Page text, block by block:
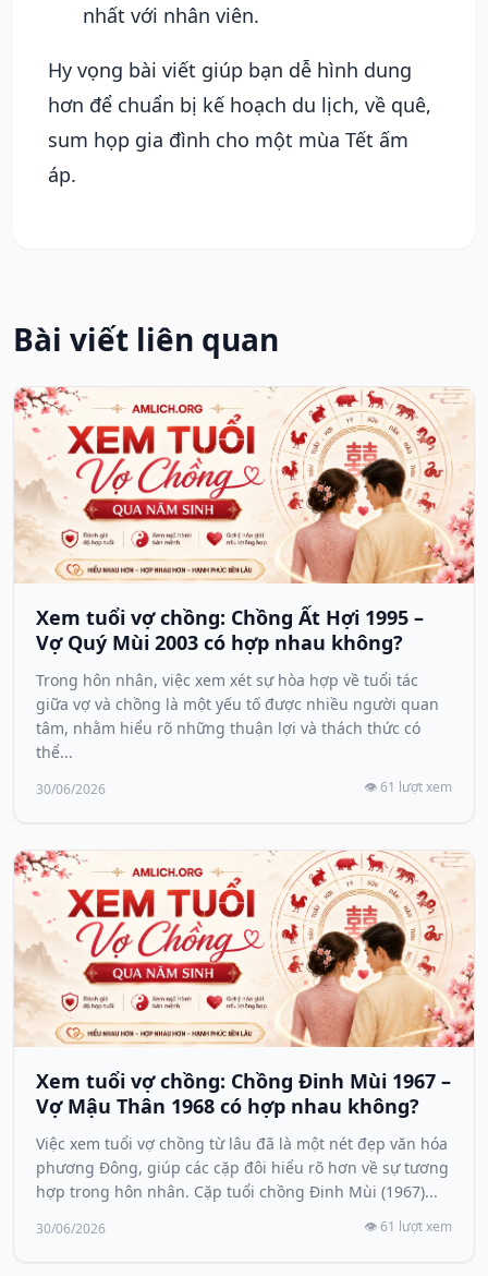
nhất với nhân viên.
Hy vọng bài viết giúp bạn dễ hình dung
hơn để chuẩn bị kế hoạch du lịch, về quê,
sum họp gia đình cho một mùa Tết ấm
áp.
Bài viết liên quan
Xem tuổi vợ chồng: Chồng Ất Hợi 1995 –
Vợ Quý Mùi 2003 có hợp nhau không?
Trong hôn nhân, việc xem xét sự hòa hợp về tuổi tác
giữa vợ và chồng là một yếu tố được nhiều người quan
tâm, nhằm hiểu rõ những thuận lợi và thách thức có
thể...
30/06/2026 👁️ 61 lượt xem
Xem tuổi vợ chồng: Chồng Đinh Mùi 1967 –
Vợ Mậu Thân 1968 có hợp nhau không?
Việc xem tuổi vợ chồng từ lâu đã là một nét đẹp văn hóa
phương Đông, giúp các cặp đôi hiểu rõ hơn về sự tương
hợp trong hôn nhân. Cặp tuổi chồng Đinh Mùi (1967)...
30/06/2026 👁️ 61 lượt xem